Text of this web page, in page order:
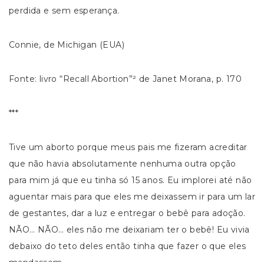
perdida e sem esperança.
Connie, de Michigan (EUA)
Fonte: livro “Recall Abortion”² de Janet Morana, p. 170
***
Tive um aborto porque meus pais me fizeram acreditar
que não havia absolutamente nenhuma outra opção
para mim já que eu tinha só 15 anos. Eu implorei até não
aguentar mais para que eles me deixassem ir para um lar
de gestantes, dar a luz e entregar o bebê para adoção.
NÃO… NÃO… eles não me deixariam ter o bebê! Eu vivia
debaixo do teto deles então tinha que fazer o que eles